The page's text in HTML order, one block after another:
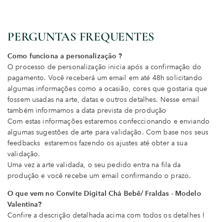
PERGUNTAS FREQUENTES
Como funciona a personalização ?
O processo de personalização inicia após a confirmação do
pagamento. Você receberá um email em até 48h solicitando
algumas informações como a ocasião, cores que gostaria que
fossem usadas na arte, datas e outros detalhes. Nesse email
também informamos a data prevista de produção
Com estas informações estaremos confeccionando e enviando
algumas sugestões de arte para validação. Com base nos seus
feedbacks estaremos fazendo os ajustes até obter a sua
validação.
Uma vez a arte validada, o seu pedido entra na fila da
produção e você recebe um email confirmando o prazo.
O que vem no Convite Digital Chá Bebê/ Fraldas - Modelo
Valentina?
Confire a descrição detalhada acima com todos os detalhes !